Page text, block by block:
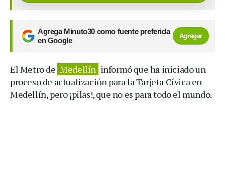
Agrega Minuto30 como fuente preferida
en Google
Agregar
El Metro de Medellín informó que ha iniciado un
proceso de actualización para la Tarjeta Cívica en
Medellín, pero ¡pilas!, que no es para todo el mundo.